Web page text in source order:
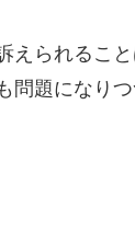
られること
題になりつ